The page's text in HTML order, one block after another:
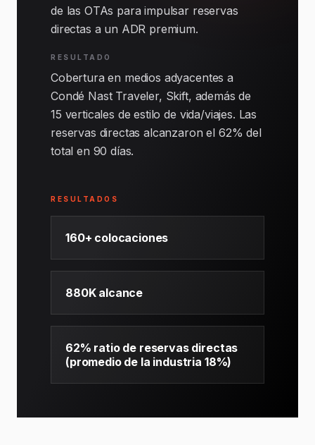
de las OTAs para impulsar reservas
directas a un ADR premium.
RESULTADO
Cobertura en medios adyacentes a
Condé Nast Traveler, Skift, además de
15 verticales de estilo de vida/viajes. Las
reservas directas alcanzaron el 62% del
total en 90 días.
RESULTADOS
160+ colocaciones
880K alcance
62% ratio de reservas directas
(promedio de la industria 18%)